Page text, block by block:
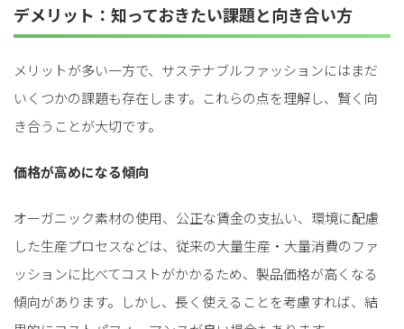
デメリット：知っておきたい課題と向き合い方
メリットが多い一方で、サステナブルファッションにはまだ
いくつかの課題も存在します。これらの点を理解し、賢く向
き合うことが大切です。
価格が高めになる傾向
オーガニック素材の使用、公正な賃金の支払い、環境に配慮
した生産プロセスなどは、従来の大量生産・大量消費のファ
ッションに比べてコストがかかるため、製品価格が高くなる
傾向があります。しかし、長く使えることを考慮すれば、結